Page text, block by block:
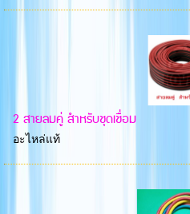
2 สายลมคู่ สำหรับชุดเชื่อม
อะไหล่แท้